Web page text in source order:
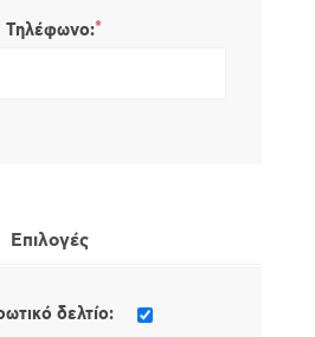
Τηλέφωνο:*
Επιλογές
δελτίο: